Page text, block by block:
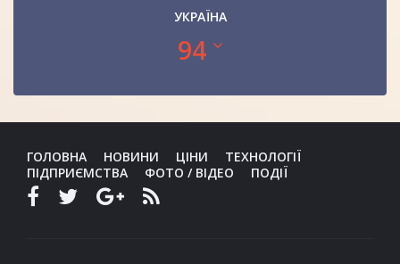
УКРАЇНА
94
ГОЛОВНА НОВИНИ ЦІНИ
ТЕХНОЛОГІЇ
ПІДПРИЄМСТВА
ФОТО / ВІДЕО ПОДІЇ